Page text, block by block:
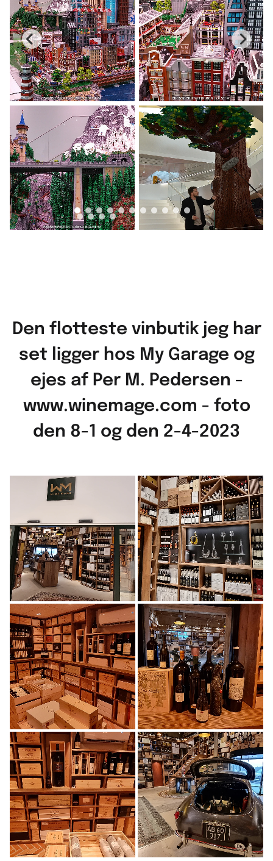
Den flotteste vinbutik jeg har
set ligger hos My Garage og
ejes af Per M. Pedersen -
www.winemage.com - foto
den 8-1 og den 2-4-2023